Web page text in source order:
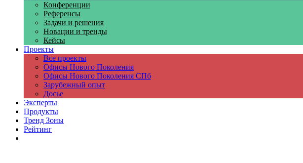
Конференции
Референсы
Задачи и решения
Новации и тренды
Кейсы
Проекты
Все проекты
Офисы Нового Поколения
Офисы Нового Поколения СПб
Зарубежный опыт
Досье
Эксперты
Продукты
Тренд Зоны
Рейтинг